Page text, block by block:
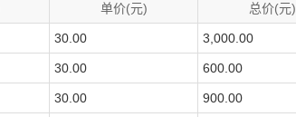
单价(元) 总价(元)
30.00 3,000.00
30.00 600.00
30.00 900.00